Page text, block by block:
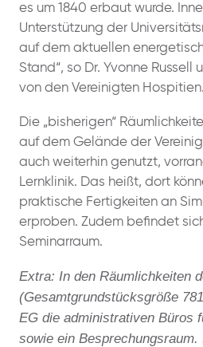
es um 1840 erbaut wurde.
Unterstützung der
auf dem aktuellen
Stand“, so Dr. Yvonne Russell
von den Vereinigten Hospitien.
Die „bisherigen“
auf dem Gelände der
auch weiterhin genutzt,
Lernklinik. Das heißt, dort
praktische Fertigkeiten an
erproben. Zudem befindet
Seminarraum.
Extra: In den Räumlichkeiten
(Gesamtgrundstücksgröße
EG die administrativen Büros
sowie ein